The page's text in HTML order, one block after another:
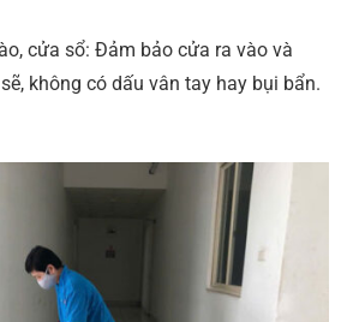
cửa sổ: Đảm bảo cửa ra vào và
không có dấu vân tay hay bụi bẩn.